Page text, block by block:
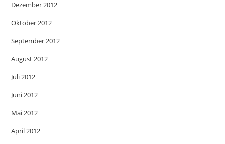
Dezember 2012
Oktober 2012
September 2012
August 2012
Juli 2012
Juni 2012
Mai 2012
April 2012